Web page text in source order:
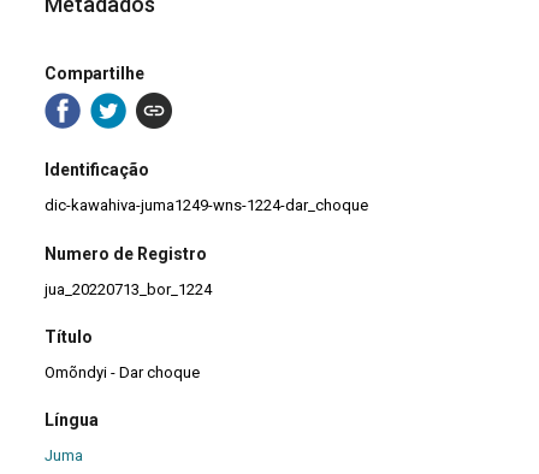
Compartilhe
Identificação
dic-kawahiva-juma1249-wns-1224-dar_choque
Numero de Registro
jua_20220713_bor_1224
Título
Omõndyi - Dar choque
Língua
Juma